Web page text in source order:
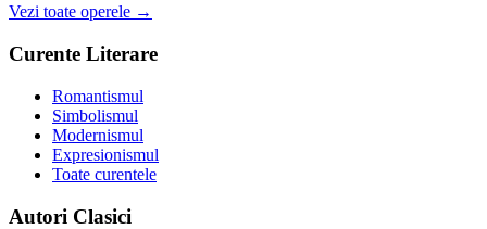
Vezi toate operele →
Curente Literare
Romantismul
Simbolismul
Modernismul
Expresionismul
Toate curentele
Autori Clasici